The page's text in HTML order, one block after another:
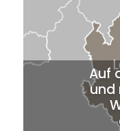
Auf
und